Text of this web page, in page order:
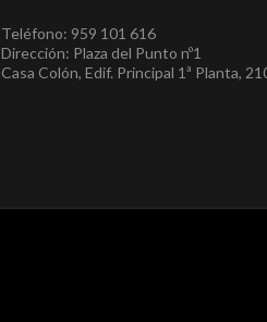
Teléfono: 959 101 616
Dirección: Plaza del Punto nº1
Casa Colón, Edif. Principal 1ª Planta,